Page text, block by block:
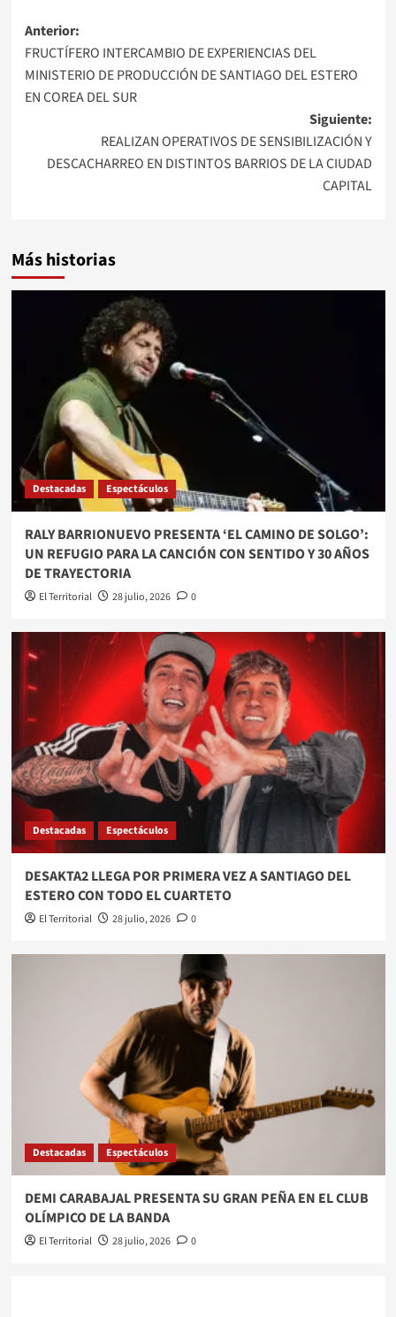
Navegación
de
entradas
Anterior:
FRUCTÍFERO INTERCAMBIO DE EXPERIENCIAS DEL
MINISTERIO DE PRODUCCIÓN DE SANTIAGO DEL ESTERO
EN COREA DEL SUR
Siguiente:
REALIZAN OPERATIVOS DE SENSIBILIZACIÓN Y
DESCACHARREO EN DISTINTOS BARRIOS DE LA CIUDAD
CAPITAL
Más historias
Destacadas Espectáculos
RALY BARRIONUEVO PRESENTA ‘EL CAMINO DE SOLGO’:
UN REFUGIO PARA LA CANCIÓN CON SENTIDO Y 30 AÑOS
DE TRAYECTORIA
El Territorial 28 julio, 2026 0
Destacadas Espectáculos
DESAKTA2 LLEGA POR PRIMERA VEZ A SANTIAGO DEL
ESTERO CON TODO EL CUARTETO
El Territorial 28 julio, 2026 0
Destacadas Espectáculos
​DEMI CARABAJAL PRESENTA SU GRAN PEÑA EN EL CLUB
OLÍMPICO DE LA BANDA
El Territorial 28 julio, 2026 0